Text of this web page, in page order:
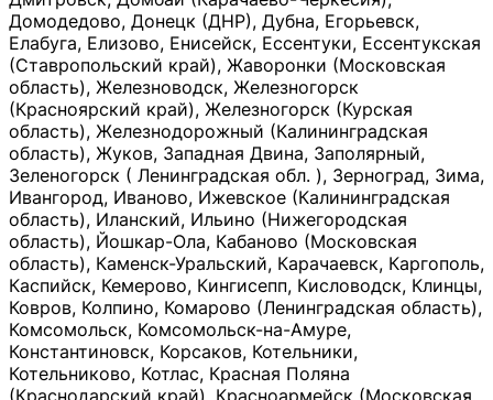
Домодедово, Донецк (ДНР), Дубна, Егорьевск,
Елабуга, Елизово, Енисейск, Ессентуки, Ессентукская
(Ставропольский край), Жаворонки (Московская
область), Железноводск, Железногорск
(Красноярский край), Железногорск (Курская
область), Железнодорожный (Калининградская
область), Жуков, Западная Двина, Заполярный,
Зеленогорск ( Ленинградская обл. ), Зерноград, Зима,
Ивангород, Иваново, Ижевское (Калининградская
область), Иланский, Ильино (Нижегородская
область), Йошкар-Ола, Кабаново (Московская
область), Каменск-Уральский, Карачаевск, Каргополь,
Каспийск, Кемерово, Кингисепп, Кисловодск, Клинцы,
Ковров, Колпино, Комарово (Ленинградская область),
Комсомольск, Комсомольск-на-Амуре,
Константиновск, Корсаков, Котельники,
Котельниково, Котлас, Красная Поляна
(Краснодарский край), Красноармейск (Московская